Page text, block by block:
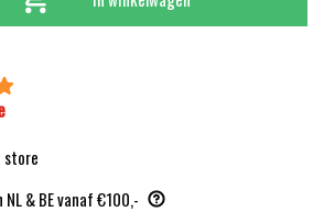
store
& BE vanaf €100,-